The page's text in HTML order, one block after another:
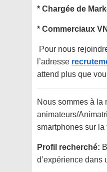
* Chargée de
* Commerciaux
Pour nous
l’adresse
attend plus que
Nous sommes à la
animateurs/
smartphones sur
Profil recherché:
d’expérience dans